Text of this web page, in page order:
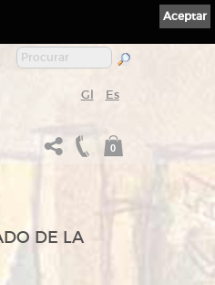
Gl Es
0
DE LA
Aceptar